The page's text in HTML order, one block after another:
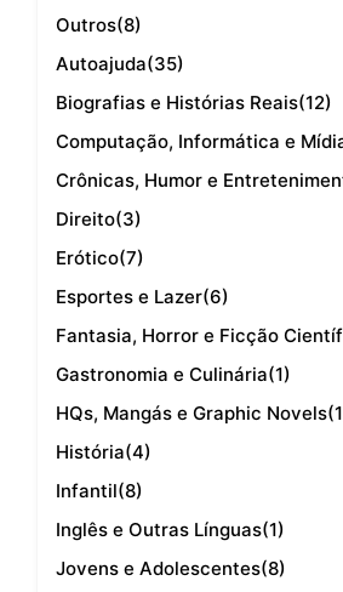
Outros(8)
Autoajuda(35)
Biografias e Histórias Reais(12)
Computação, Informática e
Crônicas, Humor e
Direito(3)
Erótico(7)
Esportes e Lazer(6)
Fantasia, Horror e Ficção
Gastronomia e Culinária(1)
HQs, Mangás e Graphic Novels
História(4)
Infantil(8)
Inglês e Outras Línguas(1)
Jovens e Adolescentes(8)